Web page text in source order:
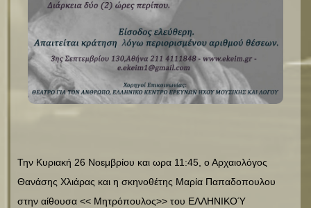
Την Κυριακή 26 Νοεμβρίου και ωρα 11:45, ο Αρχαιολόγος
Θανάσης Χλιάρας και η σκηνοθέτης Μαρία Παπαδοπουλου
στην αίθουσα << Μητρόπουλος>> του ΕΛΛΗΝΙΚΟΎ